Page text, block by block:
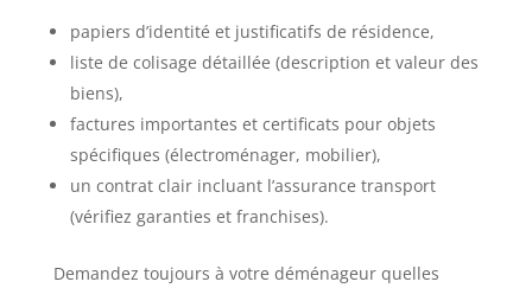
papiers d’identité et justificatifs de résidence,
liste de colisage détaillée (description et valeur des
biens),
factures importantes et certificats pour objets
spécifiques (électroménager, mobilier),
un contrat clair incluant l’assurance transport
(vérifiez garanties et franchises).
Demandez toujours à votre déménageur quelles